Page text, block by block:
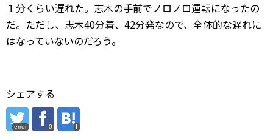
１分くらい遅れた。志木の手前でノロノロ運転になったの
だ。ただし、志木40分着、42分発なので、全体的な遅れに
はなっていないのだろう。
シェアする
error 0